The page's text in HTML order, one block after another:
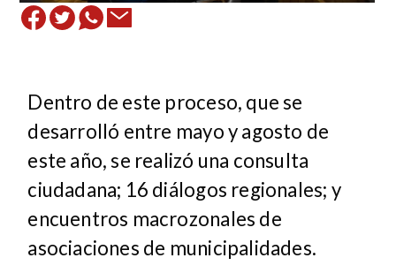
Dentro de este proceso, que se
desarrolló entre mayo y agosto de
este año, se realizó una consulta
ciudadana; 16 diálogos regionales; y
encuentros macrozonales de
asociaciones de municipalidades.